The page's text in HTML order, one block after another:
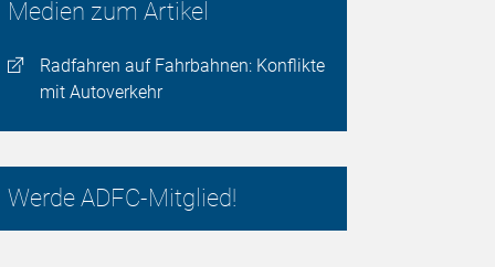
Medien zum Artikel
Radfahren auf Fahrbahnen: Konflikte
mit Autoverkehr
Werde ADFC-Mitglied!